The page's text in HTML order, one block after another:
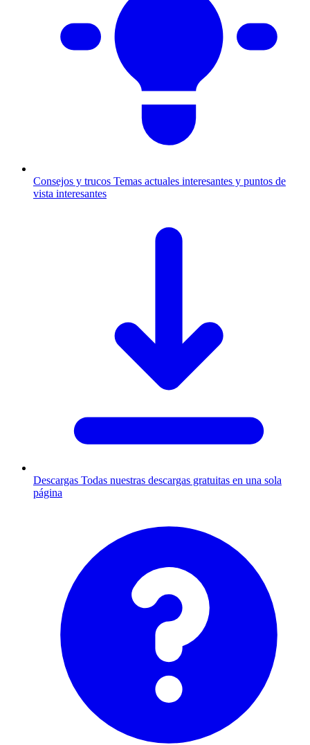
Consejos y trucos Temas actuales interesantes y puntos de
vista interesantes
Descargas Todas nuestras descargas gratuitas en una sola
página